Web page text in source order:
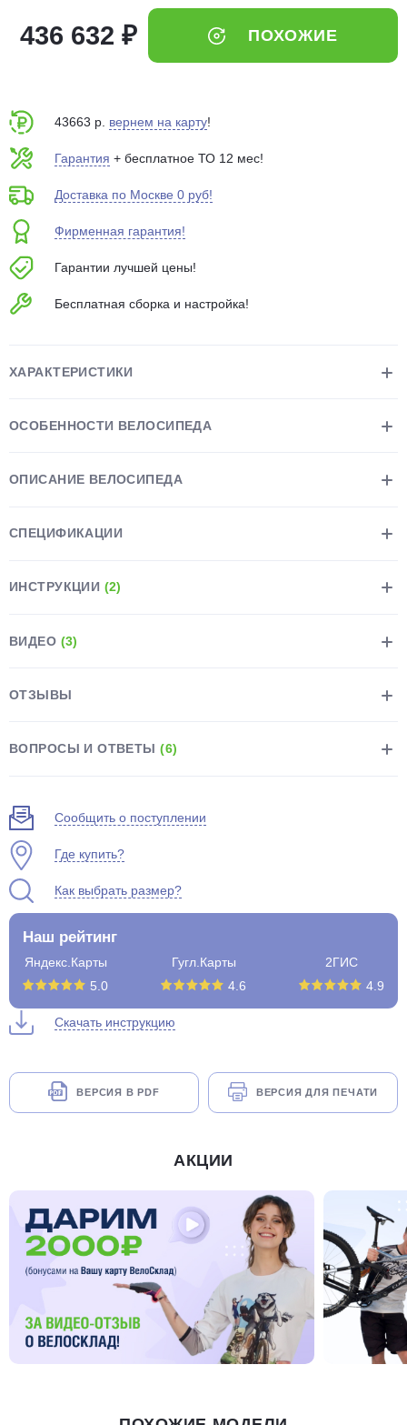
436 632 ₽ ПОХОЖИЕ
43663 р. вернем на карту!
Гарантия + бесплатное ТО 12 мес!
Доставка по Москве 0 руб!
Фирменная гарантия!
Гарантии лучшей цены!
Бесплатная сборка и настройка!
ХАРАКТЕРИСТИКИ
ОСОБЕННОСТИ ВЕЛОСИПЕДА
ОПИСАНИЕ ВЕЛОСИПЕДА
СПЕЦИФИКАЦИИ
ИНСТРУКЦИИ (2)
ВИДЕО (3)
ОТЗЫВЫ
ВОПРОСЫ И ОТВЕТЫ(6)
Сообщить о поступлении
Где купить?
Как выбрать размер?
Наш рейтинг
Яндекс.Карты
5.0
Гугл.Карты
4.6
2ГИС
4.9
Скачать инструкцию
ВЕРСИЯ В PDF ВЕРСИЯ ДЛЯ ПЕЧАТИ
АКЦИИ
выбранный способом
75% будут
Подробнее
Остались вопросы?